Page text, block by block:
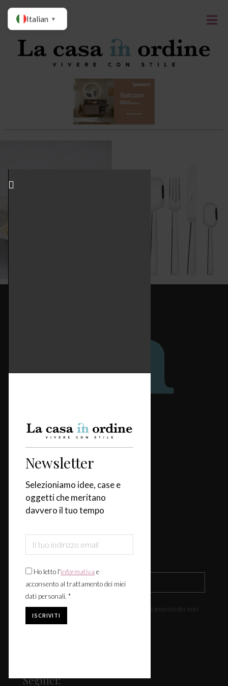
Casa
Design & Tendenze
Tavola
Ho letto l'informativa
e acconsento al trattamento dei miei
Seguici:
Italian ▼
Newsletter
Selezioniamo idee, case e
oggetti che meritano
davvero il tuo tempo
Ho letto l'informativa e
acconsento al trattamento dei miei
dati personali. *